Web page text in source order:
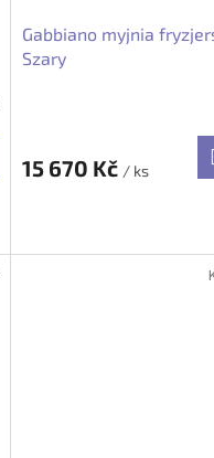
Gabbiano myjnia
Szary
15 670 Kč / ks